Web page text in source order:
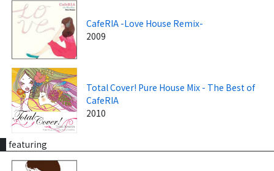
CafeRIA -Love House Remix-
2009
Total Cover! Pure House Mix - The Best of
CafeRIA
2010
featuring